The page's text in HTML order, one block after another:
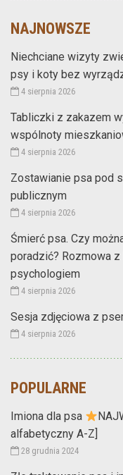
NAJNOWSZE
Niechciane wizyty
psy i koty bez
4 sierpnia 2026
Tabliczki z zakazem
wspólnoty
4 sierpnia 2026
Zostawianie psa pod
publicznym
4 sierpnia 2026
Śmierć psa. Czy
poradzić? Rozmowa
psychologiem
4 sierpnia 2026
Sesja zdjęciowa z
4 sierpnia 2026
POPULARNE
Imiona dla psa
alfabetyczny A-Z]
28 grudnia 2024